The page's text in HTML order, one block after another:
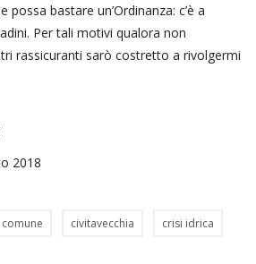
possa bastare un’Ordinanza: c’è a
Per tali motivi qualora non
rassicuranti sarò costretto a rivolgermi
2018
comune civitavecchia crisi idrica